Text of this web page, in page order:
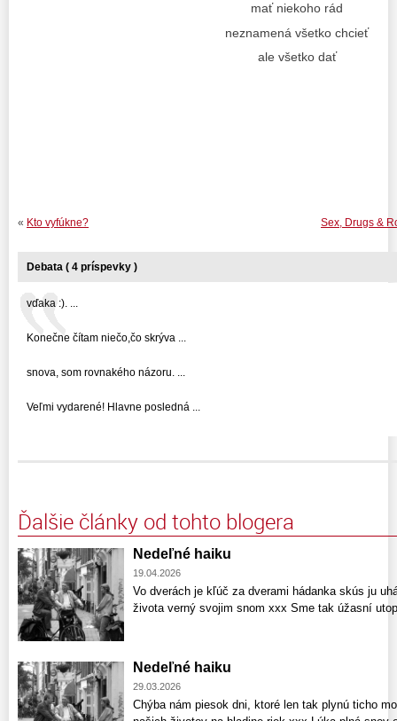
mať niekoho rád
neznamená všetko chcieť
ale všetko dať
Sex, Drugs &
« Kto vyfúkne?
Debata ( 4 príspevky )
vďaka :). ...
Konečne čítam niečo,čo skrýva ...
snova, som rovnakého názoru. ...
Veľmi vydarené! Hlavne posledná ...
Ďalšie články od tohto blogera
Nedeľné haiku
19.04.2026
Vo dverách je kľúč za dverami hádanka skús ju
života verný svojim snom xxx Sme tak úžasní
Nedeľné haiku
29.03.2026
Chýba nám piesok dni, ktoré len tak plynú ticho